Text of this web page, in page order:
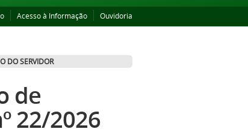
Acesso à Informação Ouvidoria
DO SERVIDOR
de
22/2026